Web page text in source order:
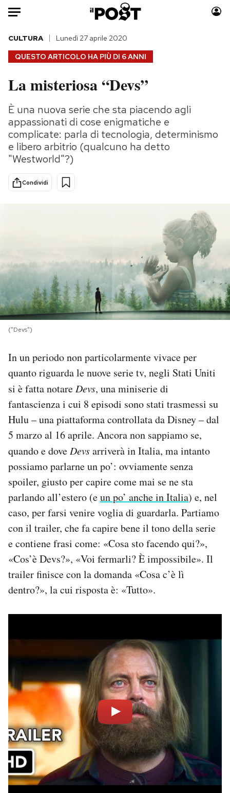
Auto
HOME
Italia
Politica
Tecnologia
Internet
Scienza
Cultura
Economia
Moda
Consumismi
Storie/Idee
Ok Boomer!
NEWSLETTER
I MIEI PREFERITI
CALENDARIO
AREA PERSONALE
Area Personale
Newsletter
Notifiche mobile
Regala il Post
Hai bisogno di aiuto?
QUESTO ARTICOLO HA PIÙ DI 6 ANNI
CULTURA Lunedì 27 aprile 2020
La misteriosa “Devs”
È una nuova serie che sta piacendo agli
appassionati di cose enigmatiche e
complicate: parla di tecnologia, determinismo
e libero arbitrio (qualcuno ha detto
"Westworld"?)
Condividi
("Devs")
In un periodo non particolarmente vivace per
quanto riguarda le nuove serie tv, negli Stati Uniti
si è fatta notare Devs, una miniserie di
fantascienza i cui 8 episodi sono stati trasmessi su
Hulu – una piattaforma controllata da Disney – dal
5 marzo al 16 aprile. Ancora non sappiamo se,
quando e dove Devsarriverà in Italia, ma intanto
possiamo parlarne un po’: ovviamente senza
spoiler, giusto per capire come mai se ne sta
parlando all’estero (eun po’ anche in Italia) e, nel
caso, per farsi venire voglia di guardarla. Partiamo
con il trailer, che fa capire bene il tono della serie
e contiene frasi come: «Cosa sto facendo qui?»,
«Cos’è Devs?», «Voi fermarli? È impossibile». Il
trailer finisce con la domanda «Cosa c’è lì
dentro?», la cui risposta è: «Tutto».